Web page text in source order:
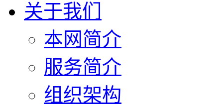
关于我们
本网简介
服务简介
组织架构